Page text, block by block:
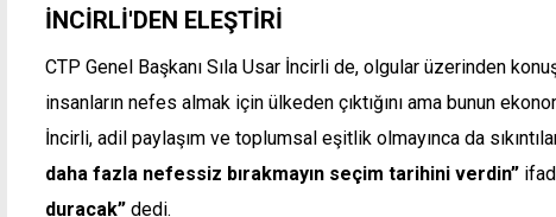
İNCİRLİ'DEN ELEŞTİRİ
CTP Genel Başkanı Sıla Usar İncirli de, olgular üzerinden
insanların nefes almak için ülkeden çıktığını ama bunun
İncirli, adil paylaşım ve toplumsal eşitlik olmayınca da
daha fazla nefessiz bırakmayın seçim tarihini verdin”
duracak” dedi.